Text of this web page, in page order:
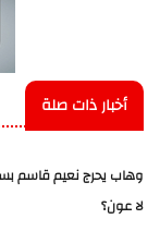
أخبار ذات صلة
وهاب يحرج نعيم قاسم
لا عون؟